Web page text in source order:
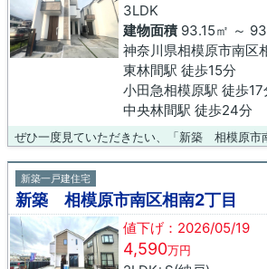
3LDK
建物面積93.15㎡ ～
神奈川県相模原市南区
東林間駅 徒歩15分
小田急相模原駅 徒歩17
中央林間駅 徒歩24分
新築一戸建住宅
新築 相模原市南区相南2丁目
値下げ：2026/05/19
4,590万円